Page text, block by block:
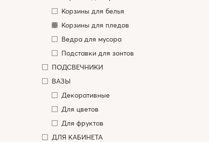
Корзины для белья
Корзины для пледов
Ведра для мусора
Подставки для зонтов
ПОДСВЕЧНИКИ
ВАЗЫ
Декоративные
Для цветов
Для фруктов
ДЛЯ КАБИНЕТА